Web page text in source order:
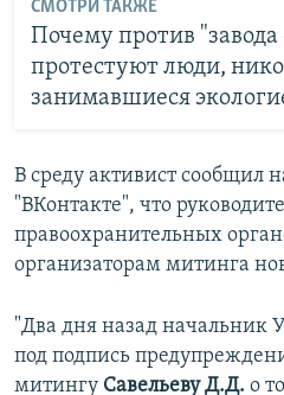
СМОТРИ ТАКЖЕ
Почему против "завода
протестуют люди,
занимавшиеся
В среду активист сообщил
"ВКонтакте", что
правоохранительных
организаторам митинга
"Два дня назад начальник
под подпись
митингу Савельеву Д.Д. о